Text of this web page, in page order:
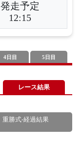
発走予定
12:15
4日目 5日目
レース結果
重勝式-経過結果